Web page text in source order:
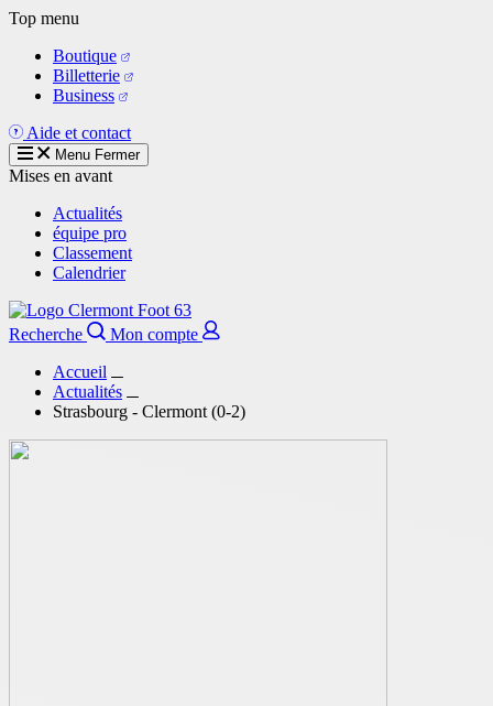
Aller
contenu
principal
Top menu
Boutique
Billetterie
Business
Aide et contact
Menu Fermer
Mises en avant
Actualités
équipe pro
Classement
Calendrier
Recherche
Mon compte
Accueil
Actualités
Strasbourg - Clermont (0-2)